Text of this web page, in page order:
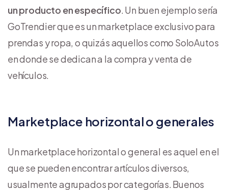
un producto en específico. Un buen ejemplo sería
GoTrendier que es un marketplace exclusivo para
prendas y ropa, o quizás aquellos como SoloAutos
en donde se dedican a la compra y venta de
vehículos.
Marketplace horizontal o generales
Un marketplace horizontal o general es aquel en el
que se pueden encontrar artículos diversos,
usualmente agrupados por categorías. Buenos